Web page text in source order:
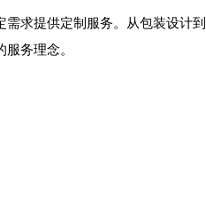
需求提供定制服务。从包装设计
务理念。